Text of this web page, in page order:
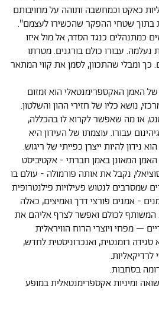
כאקט וכמחשבה ותוהה על מחויבותם
בתוך שטחי ההפקר שהכשירו לעצמם".
כמתנהלים כנגד הסדר, אל מול איזו
נעלמה. עבורו כולם בורגנים. מטרתו
כך ומבלי שהתכוון, לסמן את קווי המתאר
האמן האקספרימנטאלי הוא זמזום
נושא כליו של חזירי ההון והשלטון.
או מה שאפשר לקרוא לו בהכללה,
עבורו. עוצמתו של העידון היא
נידון להיות ייצרן כפייתי של ריגוש.
המאונן באמן חברתי - אקטיביסט
נקבל את אותה פורמולה - עולם בו
שמסרבים לנטוש פעילויות פילנטרופית
- אמנים פורצי דרך ואמיצים, כאלה
המשותף לכולם ואפשר לצרף אליהם את
– מפחי ויוצרי הרוח הוויראלית
סגידה רומנטית, ואנכרוניסטית לחדש,
לרדיקאליות.
בסחבות.
ומיניות אקספרימנטאלית במופע